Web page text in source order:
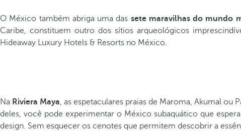
O México também abriga uma das sete maravilhas do mundo
Caribe, constituem outro dos sítios arqueológicos
Hideaway Luxury Hotels & Resorts no México.
Na Riviera Maya, as espetaculares praias de Maroma, Akumal ou
deles, você pode experimentar o México subaquático que
design. Sem esquecer os cenotes que permitem descobrir a